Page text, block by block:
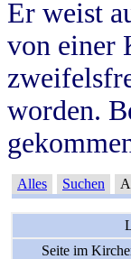
Er weist
von einer
worden.
Alles Suchen
Seite im